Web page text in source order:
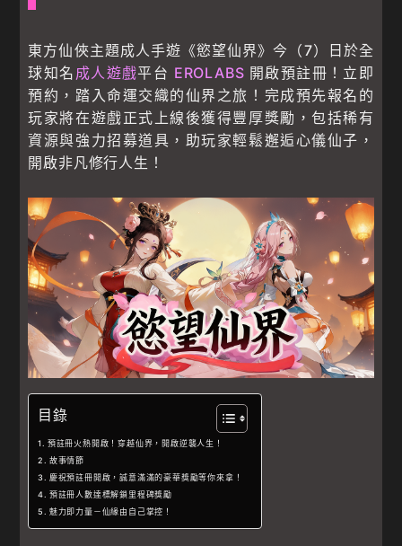
東方仙俠主題成人手遊《慾望仙界》今（7）日於全
球知名 成人遊戲平台 EROLABS 開啟預註冊！立即
預約，踏入命運交織的仙界之旅！完成預先報名的
玩家將在遊戲正式上線後獲得豐厚獎勵，包括稀有
資源與強力招募道具，助玩家輕鬆邂逅心儀仙子，
開啟非凡修行人生！
目錄
預註冊火熱開啟！穿越仙界，開啟逆襲人生！
故事情節
慶祝預註冊開啟，誠意滿滿的豪華獎勵等你來拿！
預註冊人數達標解鎖里程碑獎勵
魅力即力量－仙緣由自己掌控！